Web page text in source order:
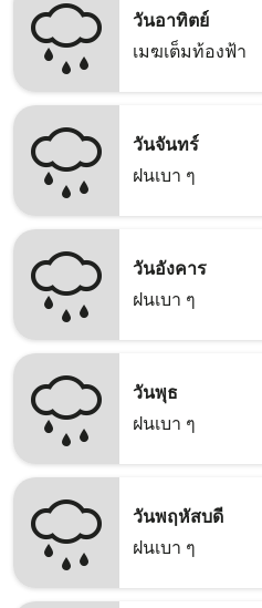
วันอาทิตย์
เมฆเต็มท้องฟ้า
วันจันทร์
ฝนเบา ๆ
วันอังคาร
ฝนเบา ๆ
วันพุธ
ฝนเบา ๆ
วันพฤหัสบดี
ฝนเบา ๆ